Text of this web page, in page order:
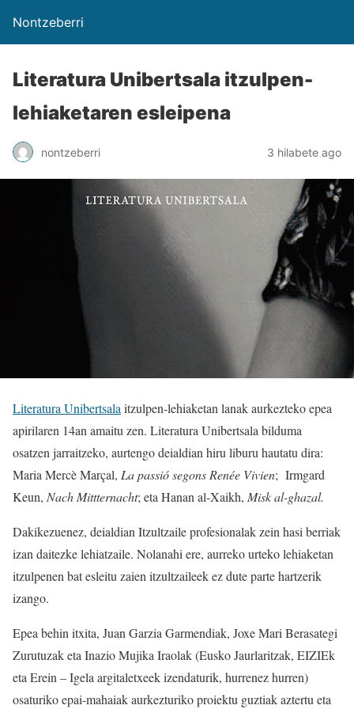
Nontzeberri
Literatura Unibertsala itzulpen-
lehiaketaren esleipena
nontzeberri 3 hilabete ago
Literatura Unibertsalaitzulpen-lehiaketan lanak aurkezteko epea
apirilaren 14an amaitu zen. Literatura Unibertsala bilduma
osatzen jarraitzeko, aurtengo deialdian hiru liburu hautatu dira:
Maria Mercè Marçal, La passió segons Renée Vivien; Irmgard
Keun, Nach Mittternacht; eta Hanan al-Xaikh, Misk al-ghazal.
Dakikezuenez, deialdian Itzultzaile profesionalak zein hasi berriak
izan daitezke lehiatzaile. Nolanahi ere, aurreko urteko lehiaketan
itzulpenen bat esleitu zaien itzultzaileek ez dute parte hartzerik
izango.
Epea behin itxita, Juan Garzia Garmendiak, Joxe Mari Berasategi
Zurutuzak eta Inazio Mujika Iraolak (Eusko Jaurlaritzak, EIZIEk
eta Erein – Igela argitaletxeek izendaturik, hurrenez hurren)
osaturiko epai-mahaiak aurkezturiko proiektu guztiak aztertu eta